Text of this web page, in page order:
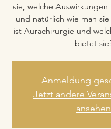
sie, welche Auswirkungen
und natürlich wie man sie
ist Aurachirurgie und
bietet
Anmeldung
Jetzt andere
ansehen